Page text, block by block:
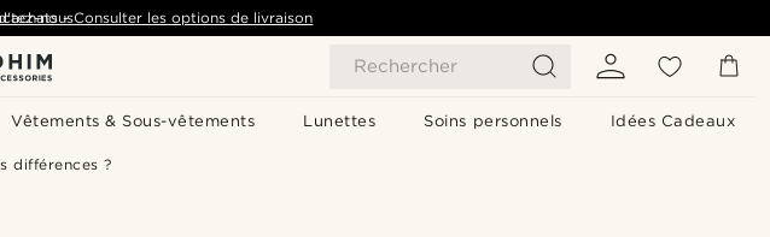
Rechercher
Vêtements & Sous-vêtements Lunettes Soins personnels Idées Cadeaux
- Consulter les options de livraison
nous
différences ?